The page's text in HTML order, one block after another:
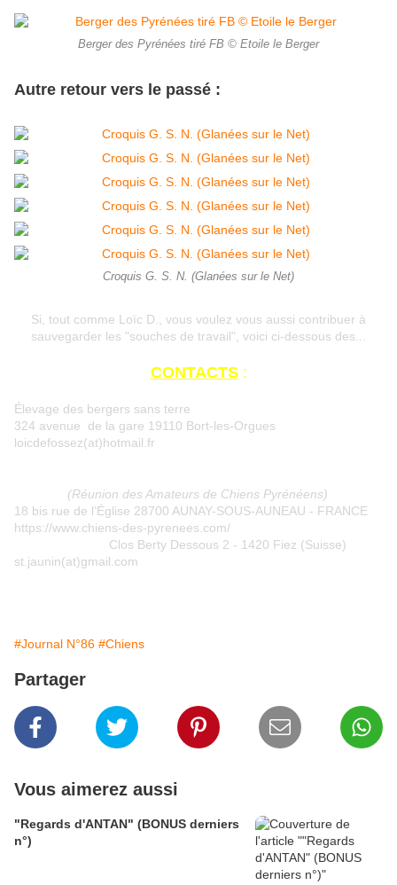
Berger des Pyrénées tiré FB © Etoile le Berger
Autre retour vers le passé :
Croquis G. S. N. (Glanées sur le Net)
Si, tout comme Loïc D., vous voulez vous aussi contribuer à
sauvegarder les "souches de travail", voici ci-dessous des...
CONTACTS:
Élevage des bergers sans terre
324 avenue de la gare 19110 Bort-les-Orgues
loicdefossez(at)hotmail.fr
(Réunion des Amateurs de Chiens Pyrénéens)
18 bis rue de l’Église 28700 AUNAY-SOUS-AUNEAU - FRANCE
https://www.chiens-des-pyrenees.com/
Clos Berty Dessous 2 - 1420 Fiez (Suisse)
st.jaunin(at)gmail.com
#Journal N°86 #Chiens
Partager
Vous aimerez aussi
"Regards d'ANTAN" (BONUS derniers
n°)